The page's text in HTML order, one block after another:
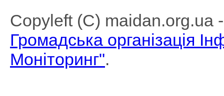
Copyleft (C) maidan.org.ua
Громадська організація
Моніторинг".